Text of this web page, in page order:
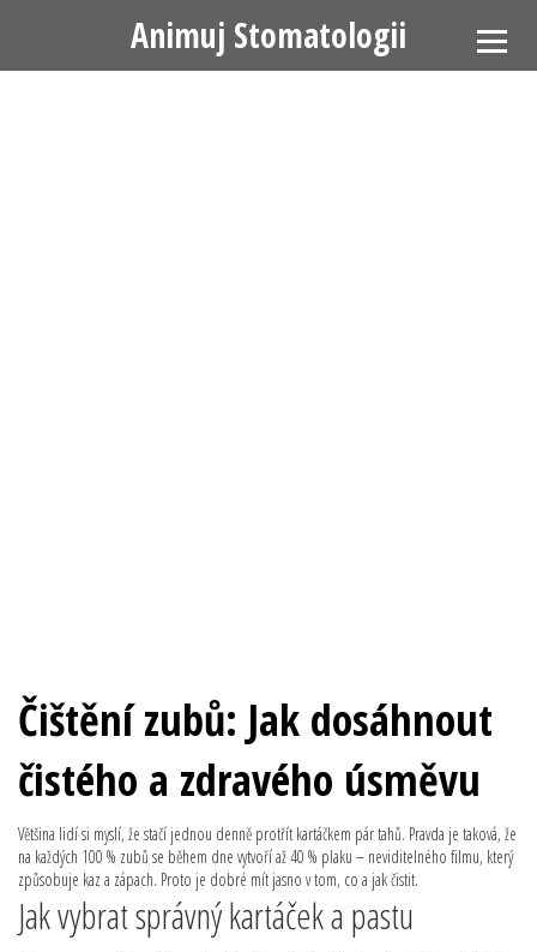
Animuj Stomatologii
Čištění zubů: Jak dosáhnout
čistého a zdravého úsměvu
Většina lidí si myslí, že stačí jednou denně protřít kartáčkem pár tahů. Pravda je taková, že
na každých 100 % zubů se během dne vytvoří až 40 % plaku – neviditelného filmu, který
způsobuje kaz a zápach. Proto je dobré mít jasno v tom, co a jak čistit.
Jak vybrat správný kartáček a pastu